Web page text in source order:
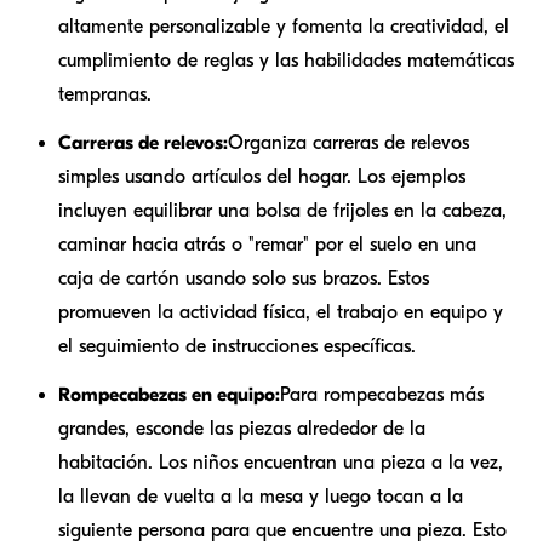
altamente personalizable y fomenta la creatividad, el
cumplimiento de reglas y las habilidades matemáticas
tempranas.
Carreras de relevos:Organiza carreras de relevos
simples usando artículos del hogar. Los ejemplos
incluyen equilibrar una bolsa de frijoles en la cabeza,
caminar hacia atrás o "remar" por el suelo en una
caja de cartón usando solo sus brazos. Estos
promueven la actividad física, el trabajo en equipo y
el seguimiento de instrucciones específicas.
Rompecabezas en equipo:Para rompecabezas más
grandes, esconde las piezas alrededor de la
habitación. Los niños encuentran una pieza a la vez,
la llevan de vuelta a la mesa y luego tocan a la
siguiente persona para que encuentre una pieza. Esto